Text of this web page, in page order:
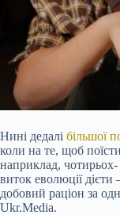
Нині дедалі більшої
коли на те, щоб
наприклад,
виток еволюції
добовий раціон за
Ukr.Media.